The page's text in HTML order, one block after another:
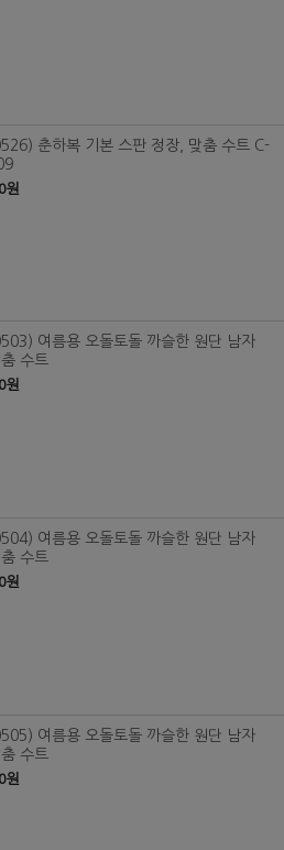
춘하복 기본 스판 정장, 맞춤 수트 C-
원
여름용 오돌토돌 까슬한 원단 남자
수트
원
여름용 오돌토돌 까슬한 원단 남자
수트
원
여름용 오돌토돌 까슬한 원단 남자
수트
원